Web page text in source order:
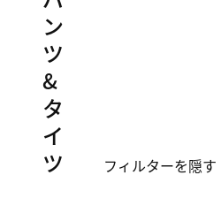
ン
ツ
&
タ
イ
ツ
フィルターを隠す